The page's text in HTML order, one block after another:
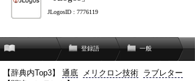
JLogosID : 7776119
登録語 一般
【辞典内Top3】 通底 メリクロン技術 ラブレター